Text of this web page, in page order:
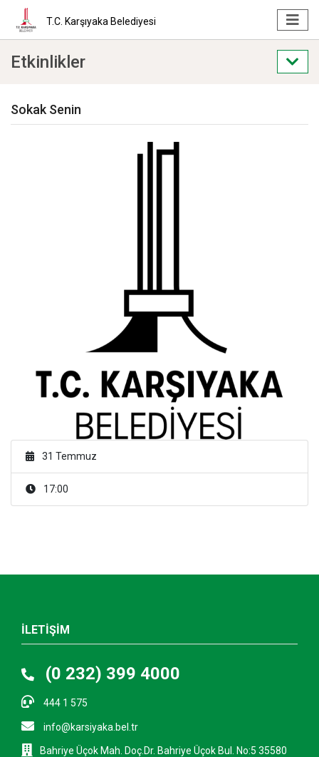
T.C. Karşıyaka Belediyesi
Etkinlikler
Sokak Senin
31 Temmuz
17:00
İLETİŞİM
(0 232) 399 4000
444 1 575
info@karsiyaka.bel.tr
Bahriye Üçok Mah. Doç.Dr. Bahriye Üçok Bul. No:5 35580